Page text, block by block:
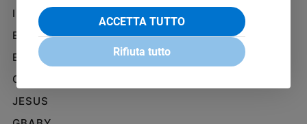
Diritti
Aziende
di
valore
della
settimana
Migranti
IL GIORNALINO
EDICOLA SAN PAOLO
EDIZIONI SAN PAOLO
CREDERE
JESUS
ACCETTA TUTTO
Rifiuta tutto